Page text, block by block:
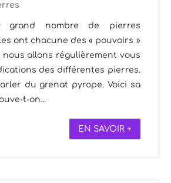
grand nombre de pierres
ont chacune des « pouvoirs »
allons régulièrement vous
des différentes pierres.
du grenat pyrope. Voici sa
t-on...
EN SAVOIR +